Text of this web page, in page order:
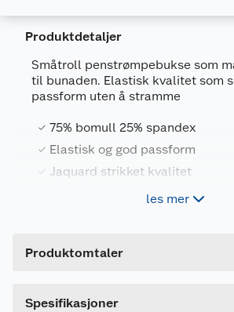
Produktdetaljer
Småtroll penstrømpebukse som
til bunaden. Elastisk kvalitet som
passform uten å stramme
75% bomull 25% spandex
Elastisk og god passform
Jaquard strikket kvalitet
Myk og behagelig kvalitet
til bunaden. Elastisk kvalitet som
Klassisk og flott design som er
les mer
Produktomtaler
Spesifikasjoner
Artikkelnummer
Leverandørens artikkelnummer
Størrelse
Farge
Lengde